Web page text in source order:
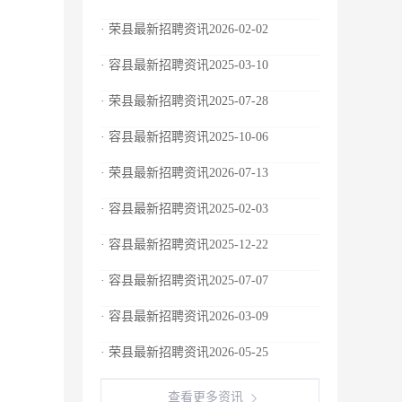
· 荣县最新招聘资讯2026-02-02
· 容县最新招聘资讯2025-03-10
· 荣县最新招聘资讯2025-07-28
· 容县最新招聘资讯2025-10-06
· 荣县最新招聘资讯2026-07-13
· 容县最新招聘资讯2025-02-03
· 容县最新招聘资讯2025-12-22
· 容县最新招聘资讯2025-07-07
· 容县最新招聘资讯2026-03-09
· 荣县最新招聘资讯2026-05-25
查看更多资讯